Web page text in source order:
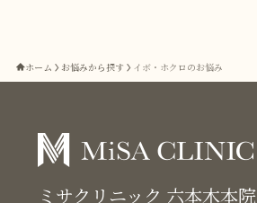
ホーム お悩みから探す イボ・ホクロのお悩み
ミサクリニック 六本木本院